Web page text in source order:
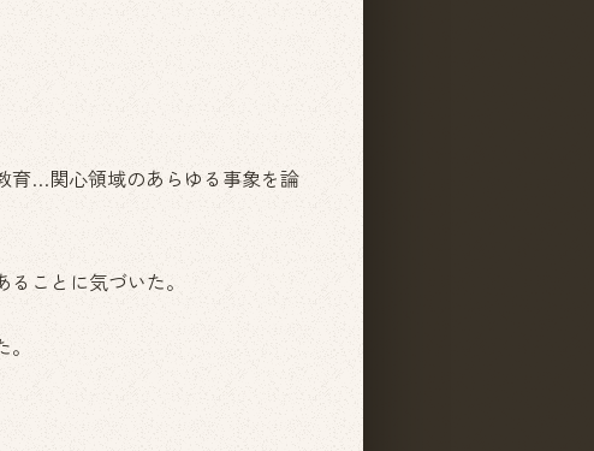
育…関心領域のあらゆる事象を論
ことに気づいた。